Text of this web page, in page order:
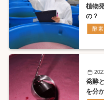
植物
の？
酵
発酵
を分